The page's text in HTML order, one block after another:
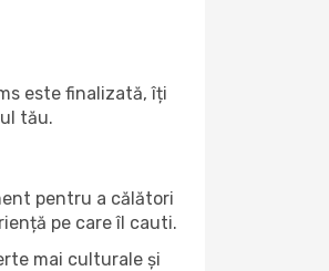
este finalizată, îți
tău.
pentru a călători
pe care îl cauti.
mai culturale și